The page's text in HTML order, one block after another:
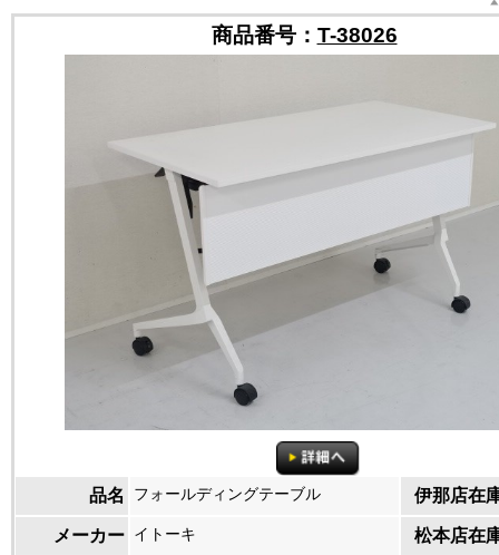
商品番号： T-38026
品名 フォールディングテーブル 伊那店在
メーカー イトーキ 松本店在